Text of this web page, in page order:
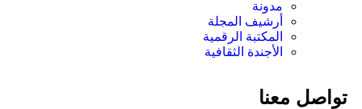
مدونة
أرشيف المجلة
المكتبة الرقمية
الأجندة الثقافية
معنا